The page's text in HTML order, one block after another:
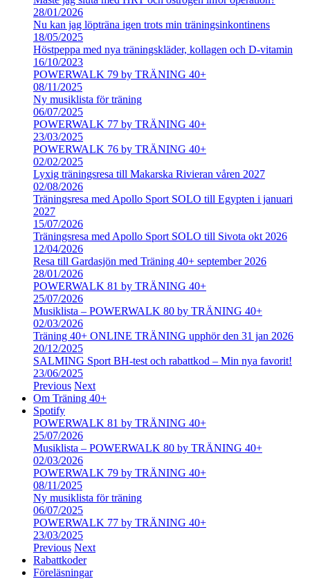
28/01/2026
Nu kan jag löpträna igen trots min träningsinkontinens
18/05/2025
Höstpeppa med nya träningskläder, kollagen och D-vitamin
16/10/2023
POWERWALK 79 by TRÄNING 40+
08/11/2025
Ny musiklista för träning
06/07/2025
POWERWALK 77 by TRÄNING 40+
23/03/2025
POWERWALK 76 by TRÄNING 40+
02/02/2025
Lyxig träningsresa till Makarska Rivieran våren 2027
02/08/2026
Träningsresa med Apollo Sport SOLO till Egypten i januari
2027
15/07/2026
Träningsresa med Apollo Sport SOLO till Sivota okt 2026
12/04/2026
Resa till Gardasjön med Träning 40+ september 2026
28/01/2026
POWERWALK 81 by TRÄNING 40+
25/07/2026
Musiklista – POWERWALK 80 by TRÄNING 40+
02/03/2026
Träning 40+ ONLINE TRÄNING upphör den 31 jan 2026
20/12/2025
SALMING Sport BH-test och rabattkod – Min nya favorit!
23/06/2025
Previous Next
Om Träning 40+
Spotify
POWERWALK 81 by TRÄNING 40+
25/07/2026
Musiklista – POWERWALK 80 by TRÄNING 40+
02/03/2026
POWERWALK 79 by TRÄNING 40+
08/11/2025
Ny musiklista för träning
06/07/2025
POWERWALK 77 by TRÄNING 40+
23/03/2025
Previous Next
Rabattkoder
Föreläsningar